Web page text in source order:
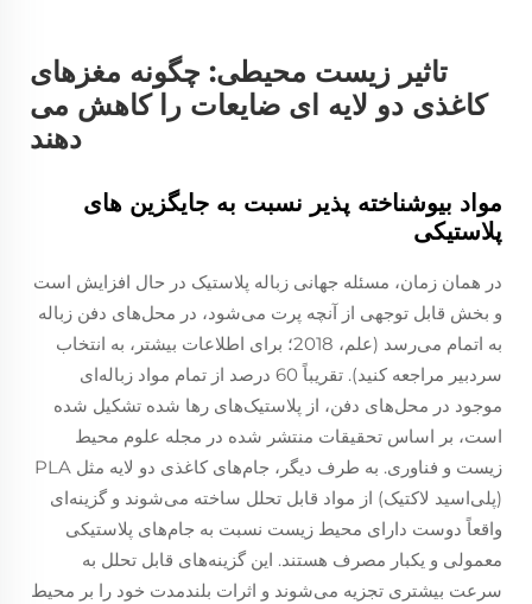
تاثیر زیست محیطی: چگونه مغزهای
کاغذی دو لایه ای ضایعات را کاهش می
دهند
مواد بیوشناخته پذیر نسبت به جایگزین های
پلاستیکی
در همان زمان، مسئله جهانی زباله پلاستیک در حال افزایش است
و بخش قابل توجهی از آنچه پرت می‌شود، در محل‌های دفن زباله
به اتمام می‌رسد (علم، 2018؛ برای اطلاعات بیشتر، به انتخاب
سردبیر مراجعه کنید). تقریباً 60 درصد از تمام مواد زباله‌ای
موجود در محل‌های دفن، از پلاستیک‌های رها شده تشکیل شده
است، بر اساس تحقیقات منتشر شده در مجله علوم محیط
زیست و فناوری. به طرف دیگر، جام‌های کاغذی دو لایه مثل PLA
(پلی‌اسید لاکتیک) از مواد قابل تحلل ساخته می‌شوند و گزینه‌ای
واقعاً دوست دارای محیط زیست نسبت به جام‌های پلاستیکی
معمولی و یکبار مصرف هستند. این گزینه‌های قابل تحلل به
سرعت بیشتری تجزیه می‌شوند و اثرات بلندمدت خود را بر محیط